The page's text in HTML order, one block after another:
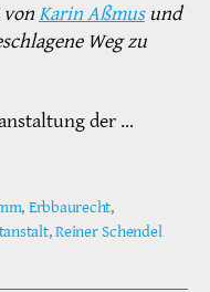
vonKarin Aßmusund
Weg zu
der …
, Erbbaurecht,
,Reiner Schendel